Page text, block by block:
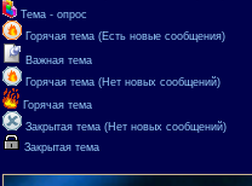
Тема - опрос
Горячая тема (Есть новые сообщения)
Важная тема
Горячая тема (Нет новых сообщений)
Горячая тема
Закрытая тема (Нет новых сообщений)
Закрытая тема